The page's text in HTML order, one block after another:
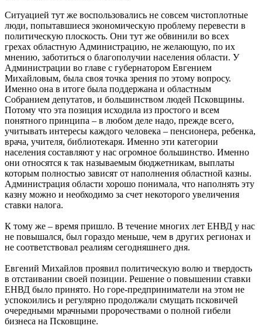
Ситуацией тут же воспользовались не совсем чистоплотные
люди, попытавшиеся экономическую проблему перевести в
политическую плоскость. Они тут же обвинили во всех
грехах областную Администрацию, не желающую, по их
мнению, заботиться о благополучии населения области. У
Администрации во главе с губернатором Евгением
Михайловым, была своя точка зрения по этому вопросу.
Именно она в итоге была поддержана и областным
Собранием депутатов, и большинством людей Псковщины.
Потому что эта позиция исходила из простого и всем
понятного принципа – в любом деле надо, прежде всего,
учитывать интересы каждого человека – пенсионера, ребенка,
врача, учителя, библиотекаря. Именно эти категории
населения составляют у нас огромное большинство. Именно
они относятся к так называемым бюджетникам, выплаты
которым полностью зависят от наполнения областной казны.
Администрация области хорошо понимала, что наполнять эту
казну можно и необходимо за счет некоторого увеличения
ставки налога.
К тому же – время пришло. В течение многих лет ЕНВД у нас
не повышался, был гораздо меньше, чем в других регионах и
не соответствовал реалиям сегодняшнего дня.
Евгений Михайлов проявил политическую волю и твердость
в отстаивании своей позиции. Решение о повышении ставки
ЕНВД было принято. Но горе-предприниматели на этом не
успокоились и регулярно продолжали смущать псковичей
очередными мрачными пророчествами о полной гибели
бизнеса на Псковщине.